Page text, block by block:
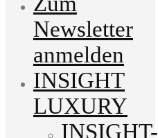
Newsletter
anmelden
INSIGHT
LUXURY
INSIGHT-